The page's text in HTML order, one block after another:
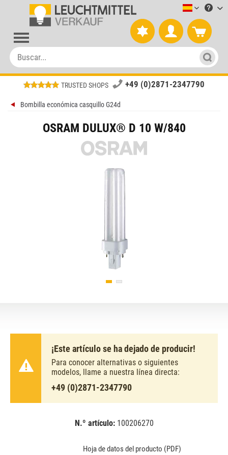
TRUSTED SHOPS +49 (0)2871-2347790
Bombilla económica casquillo G24d
OSRAM DULUX® D 10 W/840
¡Este artículo se ha dejado de producir!
Para conocer alternativas o siguientes
modelos, llame a nuestra línea directa:
+49 (0)2871-2347790
N.º artículo: 100206270
Hoja de datos del producto (PDF)